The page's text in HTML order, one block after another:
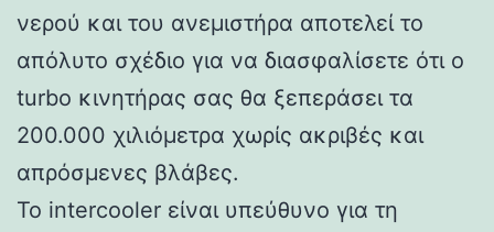
νερού και του ανεμιστήρα αποτελεί το
απόλυτο σχέδιο για να διασφαλίσετε ότι ο
turbo κινητήρας σας θα ξεπεράσει τα
200.000 χιλιόμετρα χωρίς ακριβές και
απρόσμενες βλάβες.
Το intercooler είναι υπεύθυνο για τη